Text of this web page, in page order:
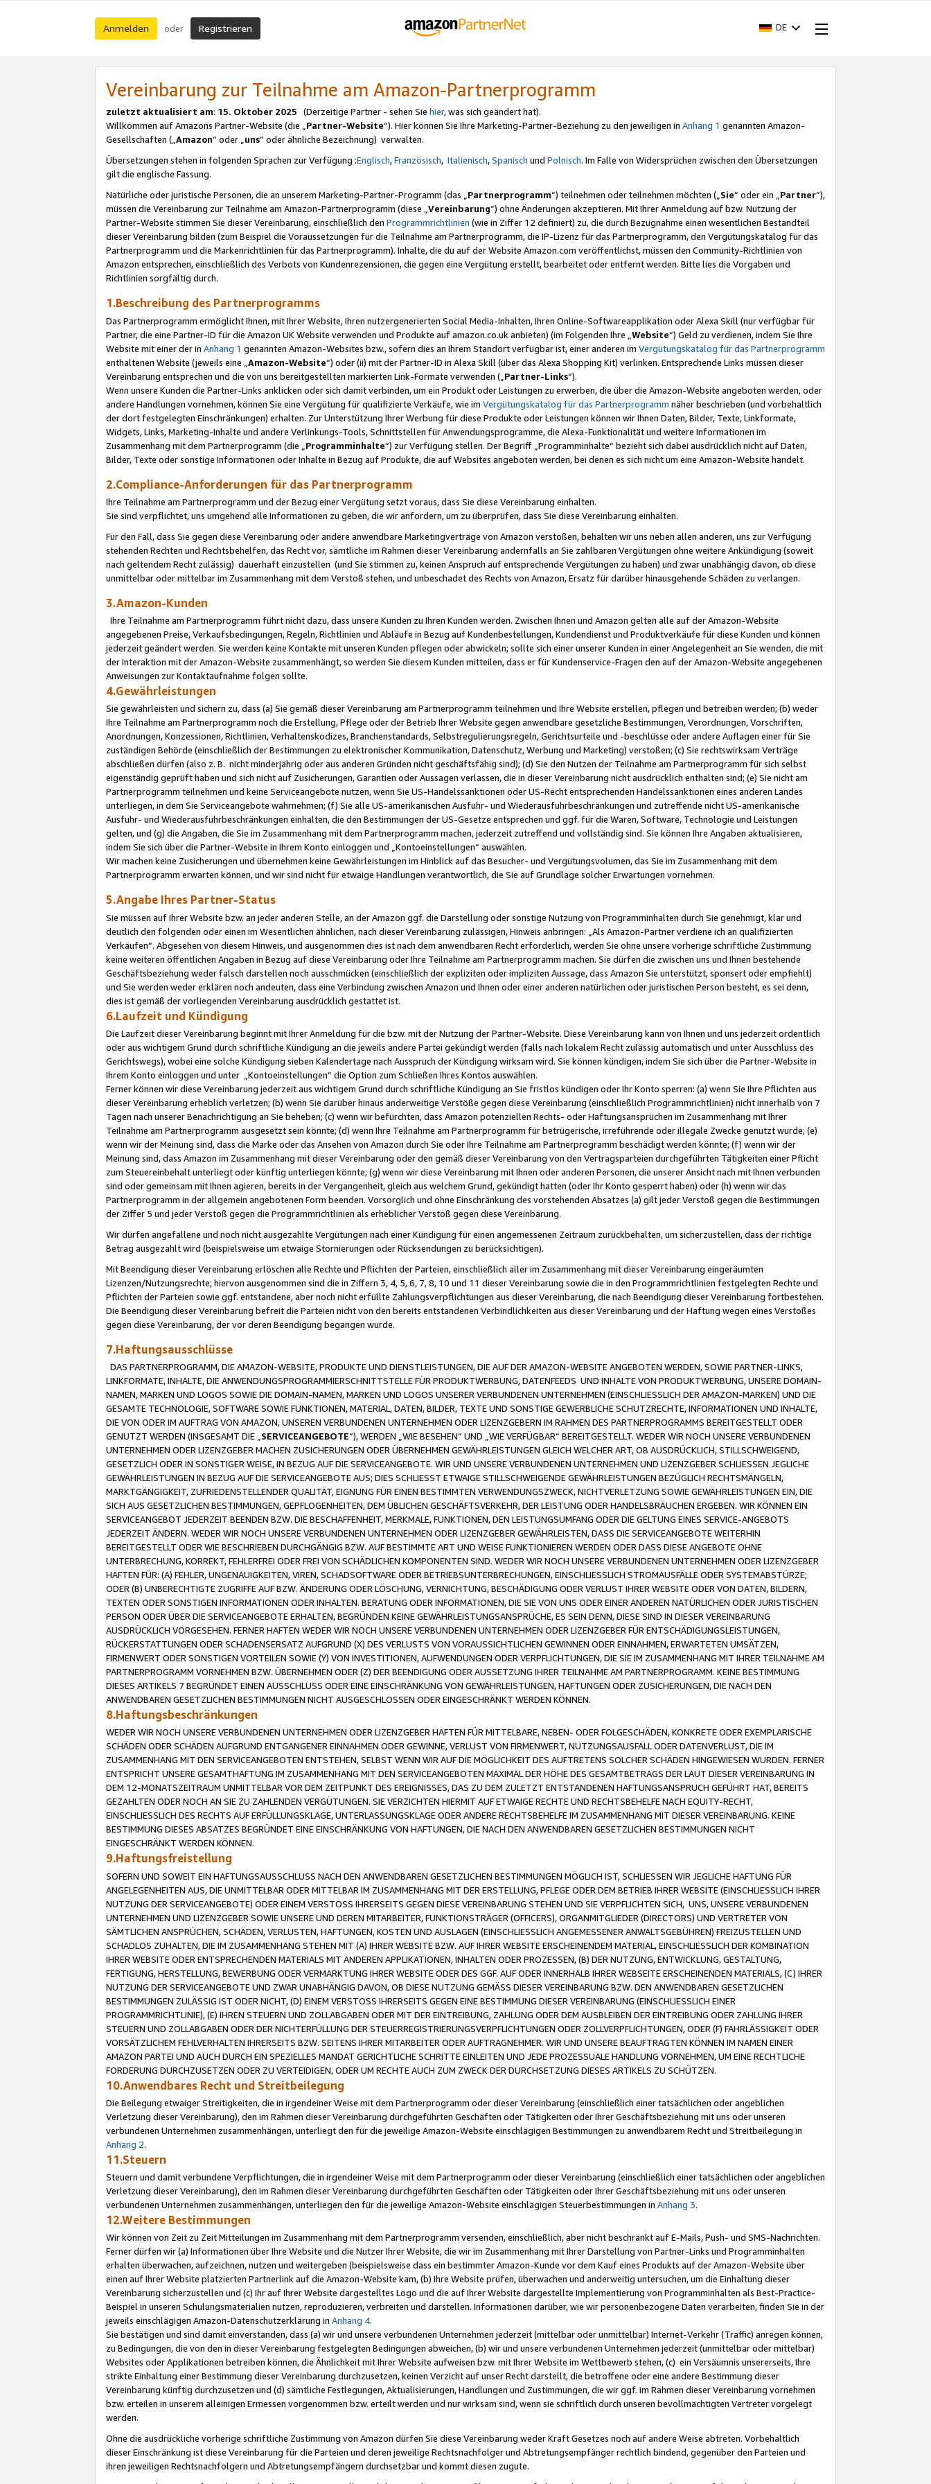
Anmelden oder Registrieren DE
Vereinbarung zur Teilnahme am Amazon-Partnerprogramm
zuletzt aktualisiert am: 15. Oktober 2025 (Derzeitige Partner - sehen Sie hier, was sich geändert hat).
Willkommen auf Amazons Partner-Website (die „Partner-Website“). Hier können Sie Ihre Marketing-Partner-Beziehung zu den jeweiligen in Anhang 1 genannten Amazon-
Gesellschaften („Amazon“ oder „uns“ oder ähnliche Bezeichnung) verwalten.
Übersetzungen stehen in folgenden Sprachen zur Verfügung :Englisch,Französisch, Italienisch,Spanisch und Polnisch. Im Falle von Widersprüchen zwischen den Übersetzungen
gilt die englische Fassung.
Natürliche oder juristische Personen, die an unserem Marketing-Partner-Programm (das „Partnerprogramm“) teilnehmen oder teilnehmen möchten („Sie“ oder ein „Partner“),
müssen die Vereinbarung zur Teilnahme am Amazon-Partnerprogramm (diese „Vereinbarung“) ohne Änderungen akzeptieren. Mit Ihrer Anmeldung auf bzw. Nutzung der
Partner-Website stimmen Sie dieser Vereinbarung, einschließlich den Programmrichtlinien (wie in Ziffer 12 definiert) zu, die durch Bezugnahme einen wesentlichen Bestandteil
dieser Vereinbarung bilden (zum Beispiel die Voraussetzungen für die Teilnahme am Partnerprogramm, die IP-Lizenz für das Partnerprogramm, den Vergütungskatalog für das
Partnerprogramm und die Markenrichtlinien für das Partnerprogramm). Inhalte, die du auf der Website Amazon.com veröffentlichst, müssen den Community-Richtlinien von
Amazon entsprechen, einschließlich des Verbots von Kundenrezensionen, die gegen eine Vergütung erstellt, bearbeitet oder entfernt werden. Bitte lies die Vorgaben und
Richtlinien sorgfältig durch.
1.Beschreibung des Partnerprogramms
Das Partnerprogramm ermöglicht Ihnen, mit Ihrer Website, Ihren nutzergenerierten Social Media-Inhalten, Ihren Online-Softwareapplikation oder Alexa Skill (nur verfügbar für
Partner, die eine Partner-ID für die Amazon UK Website verwenden und Produkte auf amazon.co.uk anbieten) (im Folgenden Ihre „ Website“) Geld zu verdienen, indem Sie Ihre
Website mit einer der in Anhang 1 genannten Amazon-Websites bzw., sofern dies an Ihrem Standort verfügbar ist, einer anderen im Vergütungskatalog für das Partnerprogramm
enthaltenen Website (jeweils eine „ Amazon-Website“) oder (ii) mit der Partner-ID in Alexa Skill (über das Alexa Shopping Kit) verlinken. Entsprechende Links müssen dieser
Vereinbarung entsprechen und die von uns bereitgestellten markierten Link-Formate verwenden („ Partner-Links“).
Wenn unsere Kunden die Partner-Links anklicken oder sich damit verbinden, um ein Produkt oder Leistungen zu erwerben, die über die Amazon-Website angeboten werden, oder
andere Handlungen vornehmen, können Sie eine Vergütung für qualifizierte Verkäufe, wie im Vergütungskatalog für das Partnerprogramm näher beschrieben (und vorbehaltlich
der dort festgelegten Einschränkungen) erhalten. Zur Unterstützung Ihrer Werbung für diese Produkte oder Leistungen können wir Ihnen Daten, Bilder, Texte, Linkformate,
Widgets, Links, Marketing-Inhalte und andere Verlinkungs-Tools, Schnittstellen für Anwendungsprogramme, die Alexa-Funktionalität und weitere Informationen im
Zusammenhang mit dem Partnerprogramm (die „ Programminhalte“) zur Verfügung stellen. Der Begriff „Programminhalte“ bezieht sich dabei ausdrücklich nicht auf Daten,
Bilder, Texte oder sonstige Informationen oder Inhalte in Bezug auf Produkte, die auf Websites angeboten werden, bei denen es sich nicht um eine Amazon-Website handelt.
2.Compliance-Anforderungen für das Partnerprogramm
Ihre Teilnahme am Partnerprogramm und der Bezug einer Vergütung setzt voraus, dass Sie diese Vereinbarung einhalten.
Sie sind verpflichtet, uns umgehend alle Informationen zu geben, die wir anfordern, um zu überprüfen, dass Sie diese Vereinbarung einhalten.
Für den Fall, dass Sie gegen diese Vereinbarung oder andere anwendbare Marketingverträge von Amazon verstoßen, behalten wir uns neben allen anderen, uns zur Verfügung
stehenden Rechten und Rechtsbehelfen, das Recht vor, sämtliche im Rahmen dieser Vereinbarung andernfalls an Sie zahlbaren Vergütungen ohne weitere Ankündigung (soweit
nach geltendem Recht zulässig) dauerhaft einzustellen (und Sie stimmen zu, keinen Anspruch auf entsprechende Vergütungen zu haben) und zwar unabhängig davon, ob diese
unmittelbar oder mittelbar im Zusammenhang mit dem Verstoß stehen, und unbeschadet des Rechts von Amazon, Ersatz für darüber hinausgehende Schäden zu verlangen.
3.Amazon-Kunden
Ihre Teilnahme am Partnerprogramm führt nicht dazu, dass unsere Kunden zu Ihren Kunden werden. Zwischen Ihnen und Amazon gelten alle auf der Amazon-Website
angegebenen Preise, Verkaufsbedingungen, Regeln, Richtlinien und Abläufe in Bezug auf Kundenbestellungen, Kundendienst und Produktverkäufe für diese Kunden und können
jederzeit geändert werden. Sie werden keine Kontakte mit unseren Kunden pflegen oder abwickeln; sollte sich einer unserer Kunden in einer Angelegenheit an Sie wenden, die mit
der Interaktion mit der Amazon-Website zusammenhängt, so werden Sie diesem Kunden mitteilen, dass er für Kundenservice-Fragen den auf der Amazon-Website angegebenen
Anweisungen zur Kontaktaufnahme folgen sollte.
4.Gewährleistungen
Sie gewährleisten und sichern zu, dass (a) Sie gemäß dieser Vereinbarung am Partnerprogramm teilnehmen und Ihre Website erstellen, pflegen und betreiben werden; (b) weder
Ihre Teilnahme am Partnerprogramm noch die Erstellung, Pflege oder der Betrieb Ihrer Website gegen anwendbare gesetzliche Bestimmungen, Verordnungen, Vorschriften,
Anordnungen, Konzessionen, Richtlinien, Verhaltenskodizes, Branchenstandards, Selbstregulierungsregeln, Gerichtsurteile und -beschlüsse oder andere Auflagen einer für Sie
zuständigen Behörde (einschließlich der Bestimmungen zu elektronischer Kommunikation, Datenschutz, Werbung und Marketing) verstoßen; (c) Sie rechtswirksam Verträge
abschließen dürfen (also z. B. nicht minderjährig oder aus anderen Gründen nicht geschäftsfähig sind); (d) Sie den Nutzen der Teilnahme am Partnerprogramm für sich selbst
eigenständig geprüft haben und sich nicht auf Zusicherungen, Garantien oder Aussagen verlassen, die in dieser Vereinbarung nicht ausdrücklich enthalten sind; (e) Sie nicht am
Partnerprogramm teilnehmen und keine Serviceangebote nutzen, wenn Sie US-Handelssanktionen oder US-Recht entsprechenden Handelssanktionen eines anderen Landes
unterliegen, in dem Sie Serviceangebote wahrnehmen; (f) Sie alle US-amerikanischen Ausfuhr- und Wiederausfuhrbeschränkungen und zutreffende nicht US-amerikanische
Ausfuhr- und Wiederausfuhrbeschränkungen einhalten, die den Bestimmungen der US-Gesetze entsprechen und ggf. für die Waren, Software, Technologie und Leistungen
gelten, und (g) die Angaben, die Sie im Zusammenhang mit dem Partnerprogramm machen, jederzeit zutreffend und vollständig sind. Sie können Ihre Angaben aktualisieren,
indem Sie sich über die Partner-Website in Ihrem Konto einloggen und „Kontoeinstellungen“ auswählen.
Wir machen keine Zusicherungen und übernehmen keine Gewährleistungen im Hinblick auf das Besucher- und Vergütungsvolumen, das Sie im Zusammenhang mit dem
Partnerprogramm erwarten können, und wir sind nicht für etwaige Handlungen verantwortlich, die Sie auf Grundlage solcher Erwartungen vornehmen.
5.Angabe Ihres Partner-Status
Sie müssen auf Ihrer Website bzw. an jeder anderen Stelle, an der Amazon ggf. die Darstellung oder sonstige Nutzung von Programminhalten durch Sie genehmigt, klar und
deutlich den folgenden oder einen im Wesentlichen ähnlichen, nach dieser Vereinbarung zulässigen, Hinweis anbringen: „Als Amazon-Partner verdiene ich an qualifizierten
Verkäufen“. Abgesehen von diesem Hinweis, und ausgenommen dies ist nach dem anwendbaren Recht erforderlich, werden Sie ohne unsere vorherige schriftliche Zustimmung
keine weiteren öffentlichen Angaben in Bezug auf diese Vereinbarung oder Ihre Teilnahme am Partnerprogramm machen. Sie dürfen die zwischen uns und Ihnen bestehende
Geschäftsbeziehung weder falsch darstellen noch ausschmücken (einschließlich der expliziten oder impliziten Aussage, dass Amazon Sie unterstützt, sponsert oder empfiehlt)
und Sie werden weder erklären noch andeuten, dass eine Verbindung zwischen Amazon und Ihnen oder einer anderen natürlichen oder juristischen Person besteht, es sei denn,
dies ist gemäß der vorliegenden Vereinbarung ausdrücklich gestattet ist.
6.Laufzeit und Kündigung
Die Laufzeit dieser Vereinbarung beginnt mit Ihrer Anmeldung für die bzw. mit der Nutzung der Partner-Website. Diese Vereinbarung kann von Ihnen und uns jederzeit ordentlich
oder aus wichtigem Grund durch schriftliche Kündigung an die jeweils andere Partei gekündigt werden (falls nach lokalem Recht zulässig automatisch und unter Ausschluss des
Gerichtswegs), wobei eine solche Kündigung sieben Kalendertage nach Ausspruch der Kündigung wirksam wird. Sie können kündigen, indem Sie sich über die Partner-Website in
Ihrem Konto einloggen und unter „Kontoeinstellungen“ die Option zum Schließen Ihres Kontos auswählen.
Ferner können wir diese Vereinbarung jederzeit aus wichtigem Grund durch schriftliche Kündigung an Sie fristlos kündigen oder Ihr Konto sperren: (a) wenn Sie Ihre Pflichten aus
dieser Vereinbarung erheblich verletzen; (b) wenn Sie darüber hinaus anderweitige Verstöße gegen diese Vereinbarung (einschließlich Programmrichtlinien) nicht innerhalb von 7
Tagen nach unserer Benachrichtigung an Sie beheben; (c) wenn wir befürchten, dass Amazon potenziellen Rechts- oder Haftungsansprüchen im Zusammenhang mit Ihrer
Teilnahme am Partnerprogramm ausgesetzt sein könnte; (d) wenn Ihre Teilnahme am Partnerprogramm für betrügerische, irreführende oder illegale Zwecke genutzt wurde; (e)
wenn wir der Meinung sind, dass die Marke oder das Ansehen von Amazon durch Sie oder Ihre Teilnahme am Partnerprogramm beschädigt werden könnte; (f) wenn wir der
Meinung sind, dass Amazon im Zusammenhang mit dieser Vereinbarung oder den gemäß dieser Vereinbarung von den Vertragsparteien durchgeführten Tätigkeiten einer Pflicht
zum Steuereinbehalt unterliegt oder künftig unterliegen könnte; (g) wenn wir diese Vereinbarung mit Ihnen oder anderen Personen, die unserer Ansicht nach mit Ihnen verbunden
sind oder gemeinsam mit Ihnen agieren, bereits in der Vergangenheit, gleich aus welchem Grund, gekündigt hatten (oder Ihr Konto gesperrt haben) oder (h) wenn wir das
Partnerprogramm in der allgemein angebotenen Form beenden. Vorsorglich und ohne Einschränkung des vorstehenden Absatzes (a) gilt jeder Verstoß gegen die Bestimmungen
der Ziffer 5 und jeder Verstoß gegen die Programmrichtlinien als erheblicher Verstoß gegen diese Vereinbarung.
Wir dürfen angefallene und noch nicht ausgezahlte Vergütungen nach einer Kündigung für einen angemessenen Zeitraum zurückbehalten, um sicherzustellen, dass der richtige
Betrag ausgezahlt wird (beispielsweise um etwaige Stornierungen oder Rücksendungen zu berücksichtigen).
Mit Beendigung dieser Vereinbarung erlöschen alle Rechte und Pflichten der Parteien, einschließlich aller im Zusammenhang mit dieser Vereinbarung eingeräumten
Lizenzen/Nutzungsrechte; hiervon ausgenommen sind die in Ziffern 3, 4, 5, 6, 7, 8, 10 und 11 dieser Vereinbarung sowie die in den Programmrichtlinien festgelegten Rechte und
Pflichten der Parteien sowie ggf. entstandene, aber noch nicht erfüllte Zahlungsverpflichtungen aus dieser Vereinbarung, die nach Beendigung dieser Vereinbarung fortbestehen.
Die Beendigung dieser Vereinbarung befreit die Parteien nicht von den bereits entstandenen Verbindlichkeiten aus dieser Vereinbarung und der Haftung wegen eines Verstoßes
gegen diese Vereinbarung, der vor deren Beendigung begangen wurde.
7.Haftungsausschlüsse
DAS PARTNERPROGRAMM, DIE AMAZON-WEBSITE, PRODUKTE UND DIENSTLEISTUNGEN, DIE AUF DER AMAZON-WEBSITE ANGEBOTEN WERDEN, SOWIE PARTNER-LINKS,
LINKFORMATE, INHALTE, DIE ANWENDUNGSPROGRAMMIERSCHNITTSTELLE FÜR PRODUKTWERBUNG, DATENFEEDS UND INHALTE VON PRODUKTWERBUNG, UNSERE DOMAIN-
NAMEN, MARKEN UND LOGOS SOWIE DIE DOMAIN-NAMEN, MARKEN UND LOGOS UNSERER VERBUNDENEN UNTERNEHMEN (EINSCHLIESSLICH DER AMAZON-MARKEN) UND DIE
GESAMTE TECHNOLOGIE, SOFTWARE SOWIE FUNKTIONEN, MATERIAL, DATEN, BILDER, TEXTE UND SONSTIGE GEWERBLICHE SCHUTZRECHTE, INFORMATIONEN UND INHALTE,
DIE VON ODER IM AUFTRAG VON AMAZON, UNSEREN VERBUNDENEN UNTERNEHMEN ODER LIZENZGEBERN IM RAHMEN DES PARTNERPROGRAMMS BEREITGESTELLT ODER
GENUTZT WERDEN (INSGESAMT DIE „ SERVICEANGEBOTE“), WERDEN „WIE BESEHEN“ UND „WIE VERFÜGBAR“ BEREITGESTELLT. WEDER WIR NOCH UNSERE VERBUNDENEN
UNTERNEHMEN ODER LIZENZGEBER MACHEN ZUSICHERUNGEN ODER ÜBERNEHMEN GEWÄHRLEISTUNGEN GLEICH WELCHER ART, OB AUSDRÜCKLICH, STILLSCHWEIGEND,
GESETZLICH ODER IN SONSTIGER WEISE, IN BEZUG AUF DIE SERVICEANGEBOTE. WIR UND UNSERE VERBUNDENEN UNTERNEHMEN UND LIZENZGEBER SCHLIESSEN JEGLICHE
GEWÄHRLEISTUNGEN IN BEZUG AUF DIE SERVICEANGEBOTE AUS; DIES SCHLIESST ETWAIGE STILLSCHWEIGENDE GEWÄHRLEISTUNGEN BEZÜGLICH RECHTSMÄNGELN,
MARKTGÄNGIGKEIT, ZUFRIEDENSTELLENDER QUALITÄT, EIGNUNG FÜR EINEN BESTIMMTEN VERWENDUNGSZWECK, NICHTVERLETZUNG SOWIE GEWÄHRLEISTUNGEN EIN, DIE
SICH AUS GESETZLICHEN BESTIMMUNGEN, GEPFLOGENHEITEN, DEM ÜBLICHEN GESCHÄFTSVERKEHR, DER LEISTUNG ODER HANDELSBRÄUCHEN ERGEBEN. WIR KÖNNEN EIN
SERVICEANGEBOT JEDERZEIT BEENDEN BZW. DIE BESCHAFFENHEIT, MERKMALE, FUNKTIONEN, DEN LEISTUNGSUMFANG ODER DIE GELTUNG EINES SERVICE-ANGEBOTS
JEDERZEIT ÄNDERN. WEDER WIR NOCH UNSERE VERBUNDENEN UNTERNEHMEN ODER LIZENZGEBER GEWÄHRLEISTEN, DASS DIE SERVICEANGEBOTE WEITERHIN
BEREITGESTELLT ODER WIE BESCHRIEBEN DURCHGÄNGIG BZW. AUF BESTIMMTE ART UND WEISE FUNKTIONIEREN WERDEN ODER DASS DIESE ANGEBOTE OHNE
UNTERBRECHUNG, KORREKT, FEHLERFREI ODER FREI VON SCHÄDLICHEN KOMPONENTEN SIND. WEDER WIR NOCH UNSERE VERBUNDENEN UNTERNEHMEN ODER LIZENZGEBER
HAFTEN FÜR: (A) FEHLER, UNGENAUIGKEITEN, VIREN, SCHADSOFTWARE ODER BETRIEBSUNTERBRECHUNGEN, EINSCHLIESSLICH STROMAUSFÄLLE ODER SYSTEMABSTÜRZE;
ODER (B) UNBERECHTIGTE ZUGRIFFE AUF BZW. ÄNDERUNG ODER LÖSCHUNG, VERNICHTUNG, BESCHÄDIGUNG ODER VERLUST IHRER WEBSITE ODER VON DATEN, BILDERN,
TEXTEN ODER SONSTIGEN INFORMATIONEN ODER INHALTEN. BERATUNG ODER INFORMATIONEN, DIE SIE VON UNS ODER EINER ANDEREN NATÜRLICHEN ODER JURISTISCHEN
PERSON ODER ÜBER DIE SERVICEANGEBOTE ERHALTEN, BEGRÜNDEN KEINE GEWÄHRLEISTUNGSANSPRÜCHE, ES SEIN DENN, DIESE SIND IN DIESER VEREINBARUNG
AUSDRÜCKLICH VORGESEHEN. FERNER HAFTEN WEDER WIR NOCH UNSERE VERBUNDENEN UNTERNEHMEN ODER LIZENZGEBER FÜR ENTSCHÄDIGUNGSLEISTUNGEN,
RÜCKERSTATTUNGEN ODER SCHADENSERSATZ AUFGRUND (X) DES VERLUSTS VON VORAUSSICHTLICHEN GEWINNEN ODER EINNAHMEN, ERWARTETEN UMSÄTZEN,
FIRMENWERT ODER SONSTIGEN VORTEILEN SOWIE (Y) VON INVESTITIONEN, AUFWENDUNGEN ODER VERPFLICHTUNGEN, DIE SIE IM ZUSAMMENHANG MIT IHRER TEILNAHME AM
PARTNERPROGRAMM VORNEHMEN BZW. ÜBERNEHMEN ODER (Z) DER BEENDIGUNG ODER AUSSETZUNG IHRER TEILNAHME AM PARTNERPROGRAMM. KEINE BESTIMMUNG
DIESES ARTIKELS 7 BEGRÜNDET EINEN AUSSCHLUSS ODER EINE EINSCHRÄNKUNG VON GEWÄHRLEISTUNGEN, HAFTUNGEN ODER ZUSICHERUNGEN, DIE NACH DEN
ANWENDBAREN GESETZLICHEN BESTIMMUNGEN NICHT AUSGESCHLOSSEN ODER EINGESCHRÄNKT WERDEN KÖNNEN.
8.Haftungsbeschränkungen
WEDER WIR NOCH UNSERE VERBUNDENEN UNTERNEHMEN ODER LIZENZGEBER HAFTEN FÜR MITTELBARE, NEBEN- ODER FOLGESCHÄDEN, KONKRETE ODER EXEMPLARISCHE
SCHÄDEN ODER SCHÄDEN AUFGRUND ENTGANGENER EINNAHMEN ODER GEWINNE, VERLUST VON FIRMENWERT, NUTZUNGSAUSFALL ODER DATENVERLUST, DIE IM
ZUSAMMENHANG MIT DEN SERVICEANGEBOTEN ENTSTEHEN, SELBST WENN WIR AUF DIE MÖGLICHKEIT DES AUFTRETENS SOLCHER SCHÄDEN HINGEWIESEN WURDEN. FERNER
ENTSPRICHT UNSERE GESAMTHAFTUNG IM ZUSAMMENHANG MIT DEN SERVICEANGEBOTEN MAXIMAL DER HÖHE DES GESAMTBETRAGS DER LAUT DIESER VEREINBARUNG IN
DEM 12-MONATSZEITRAUM UNMITTELBAR VOR DEM ZEITPUNKT DES EREIGNISSES, DAS ZU DEM ZULETZT ENTSTANDENEN HAFTUNGSANSPRUCH GEFÜHRT HAT, BEREITS
GEZAHLTEN ODER NOCH AN SIE ZU ZAHLENDEN VERGÜTUNGEN. SIE VERZICHTEN HIERMIT AUF ETWAIGE RECHTE UND RECHTSBEHELFE NACH EQUITY-RECHT,
EINSCHLIESSLICH DES RECHTS AUF ERFÜLLUNGSKLAGE, UNTERLASSUNGSKLAGE ODER ANDERE RECHTSBEHELFE IM ZUSAMMENHANG MIT DIESER VEREINBARUNG. KEINE
BESTIMMUNG DIESES ABSATZES BEGRÜNDET EINE EINSCHRÄNKUNG VON HAFTUNGEN, DIE NACH DEN ANWENDBAREN GESETZLICHEN BESTIMMUNGEN NICHT
EINGESCHRÄNKT WERDEN KÖNNEN.
9.Haftungsfreistellung
SOFERN UND SOWEIT EIN HAFTUNGSAUSSCHLUSS NACH DEN ANWENDBAREN GESETZLICHEN BESTIMMUNGEN MÖGLICH IST, SCHLIESSEN WIR JEGLICHE HAFTUNG FÜR
ANGELEGENHEITEN AUS, DIE UNMITTELBAR ODER MITTELBAR IM ZUSAMMENHANG MIT DER ERSTELLUNG, PFLEGE ODER DEM BETRIEB IHRER WEBSITE (EINSCHLIESSLICH IHRER
NUTZUNG DER SERVICEANGEBOTE) ODER EINEM VERSTOSS IHRERSEITS GEGEN DIESE VEREINBARUNG STEHEN UND SIE VERPFLICHTEN SICH, UNS, UNSERE VERBUNDENEN
UNTERNEHMEN UND LIZENZGEBER SOWIE UNSERE UND DEREN MITARBEITER, FUNKTIONSTRÄGER (OFFICERS), ORGANMITGLIEDER (DIRECTORS) UND VERTRETER VON
SÄMTLICHEN ANSPRÜCHEN, SCHÄDEN, VERLUSTEN, HAFTUNGEN, KOSTEN UND AUSLAGEN (EINSCHLIESSLICH ANGEMESSENER ANWALTSGEBÜHREN) FREIZUSTELLEN UND
SCHADLOS ZUHALTEN, DIE IM ZUSAMMENHANG STEHEN MIT (A) IHRER WEBSITE BZW. AUF IHRER WEBSITE ERSCHEINENDEM MATERIAL, EINSCHLIESSLICH DER KOMBINATION
IHRER WEBSITE ODER ENTSPRECHENDEN MATERIALS MIT ANDEREN APPLIKATIONEN, INHALTEN ODER PROZESSEN, (B) DER NUTZUNG, ENTWICKLUNG, GESTALTUNG,
FERTIGUNG, HERSTELLUNG, BEWERBUNG ODER VERMARKTUNG IHRER WEBSITE ODER DES GGF. AUF ODER INNERHALB IHRER WEBSEITE ERSCHEINENDEN MATERIALS, (C) IHRER
NUTZUNG DER SERVICEANGEBOTE UND ZWAR UNABHÄNGIG DAVON, OB DIESE NUTZUNG GEMÄSS DIESER VEREINBARUNG BZW. DEN ANWENDBAREN GESETZLICHEN
BESTIMMUNGEN ZULÄSSIG IST ODER NICHT, (D) EINEM VERSTOSS IHRERSEITS GEGEN EINE BESTIMMUNG DIESER VEREINBARUNG (EINSCHLIESSLICH EINER
PROGRAMMRICHTLINIE), (E) IHREN STEUERN UND ZOLLABGABEN ODER MIT DER EINTREIBUNG, ZAHLUNG ODER DEM AUSBLEIBEN DER EINTREIBUNG ODER ZAHLUNG IHRER
STEUERN UND ZOLLABGABEN ODER DER NICHTERFÜLLUNG DER STEUERREGISTRIERUNGSVERPFLICHTUNGEN ODER ZOLLVERPFLICHTUNGEN, ODER (F) FAHRLÄSSIGKEIT ODER
VORSÄTZLICHEM FEHLVERHALTEN IHRERSEITS BZW. SEITENS IHRER MITARBEITER ODER AUFTRAGNEHMER. WIR UND UNSERE BEAUFTRAGTEN KÖNNEN IM NAMEN EINER
AMAZON PARTEI UND AUCH DURCH EIN SPEZIELLES MANDAT GERICHTLICHE SCHRITTE EINLEITEN UND JEDE PROZESSUALE HANDLUNG VORNEHMEN, UM EINE RECHTLICHE
FORDERUNG DURCHZUSETZEN ODER ZU VERTEIDIGEN, ODER UM RECHTE AUCH ZUM ZWECK DER DURCHSETZUNG DIESES ARTIKELS ZU SCHÜTZEN.
10.Anwendbares Recht und Streitbeilegung
Die Beilegung etwaiger Streitigkeiten, die in irgendeiner Weise mit dem Partnerprogramm oder dieser Vereinbarung (einschließlich einer tatsächlichen oder angeblichen
Verletzung dieser Vereinbarung), den im Rahmen dieser Vereinbarung durchgeführten Geschäften oder Tätigkeiten oder Ihrer Geschäftsbeziehung mit uns oder unseren
verbundenen Unternehmen zusammenhängen, unterliegt den für die jeweilige Amazon-Website einschlägigen Bestimmungen zu anwendbarem Recht und Streitbeilegung in
Anhang 2.
11.Steuern
Steuern und damit verbundene Verpflichtungen, die in irgendeiner Weise mit dem Partnerprogramm oder dieser Vereinbarung (einschließlich einer tatsächlichen oder angeblichen
Verletzung dieser Vereinbarung), den im Rahmen dieser Vereinbarung durchgeführten Geschäften oder Tätigkeiten oder Ihrer Geschäftsbeziehung mit uns oder unseren
verbundenen Unternehmen zusammenhängen, unterliegen den für die jeweilige Amazon-Website einschlägigen Steuerbestimmungen in Anhang 3.
12.Weitere Bestimmungen
Wir können von Zeit zu Zeit Mitteilungen im Zusammenhang mit dem Partnerprogramm versenden, einschließlich, aber nicht beschränkt auf E-Mails, Push- und SMS-Nachrichten.
Ferner dürfen wir (a) Informationen über Ihre Website und die Nutzer Ihrer Website, die wir im Zusammenhang mit Ihrer Darstellung von Partner-Links und Programminhalten
erhalten überwachen, aufzeichnen, nutzen und weitergeben (beispielsweise dass ein bestimmter Amazon-Kunde vor dem Kauf eines Produkts auf der Amazon-Website über
einen auf Ihrer Website platzierten Partnerlink auf die Amazon-Website kam, (b) Ihre Website prüfen, überwachen und anderweitig untersuchen, um die Einhaltung dieser
Vereinbarung sicherzustellen und (c) Ihr auf Ihrer Website dargestelltes Logo und die auf Ihrer Website dargestellte Implementierung von Programminhalten als Best-Practice-
Beispiel in unseren Schulungsmaterialien nutzen, reproduzieren, verbreiten und darstellen. Informationen darüber, wie wir personenbezogene Daten verarbeiten, finden Sie in der
jeweils einschlägigen Amazon-Datenschutzerklärung in Anhang 4.
Sie bestätigen und sind damit einverstanden, dass (a) wir und unsere verbundenen Unternehmen jederzeit (mittelbar oder unmittelbar) Internet-Verkehr (Traffic) anregen können,
zu Bedingungen, die von den in dieser Vereinbarung festgelegten Bedingungen abweichen, (b) wir und unsere verbundenen Unternehmen jederzeit (unmittelbar oder mittelbar)
Websites oder Applikationen betreiben können, die Ähnlichkeit mit Ihrer Website aufweisen bzw. mit Ihrer Website im Wettbewerb stehen, (c) ein Versäumnis unsererseits, Ihre
strikte Einhaltung einer Bestimmung dieser Vereinbarung durchzusetzen, keinen Verzicht auf unser Recht darstellt, die betroffene oder eine andere Bestimmung dieser
Vereinbarung künftig durchzusetzen und (d) sämtliche Festlegungen, Aktualisierungen, Handlungen und Zustimmungen, die wir ggf. im Rahmen dieser Vereinbarung vornehmen
bzw. erteilen in unserem alleinigen Ermessen vorgenommen bzw. erteilt werden und nur wirksam sind, wenn sie schriftlich durch unseren bevollmächtigten Vertreter vorgelegt
werden.
Ohne die ausdrückliche vorherige schriftliche Zustimmung von Amazon dürfen Sie diese Vereinbarung weder Kraft Gesetzes noch auf andere Weise abtreten. Vorbehaltlich
dieser Einschränkung ist diese Vereinbarung für die Parteien und deren jeweilige Rechtsnachfolger und Abtretungsempfänger rechtlich bindend, gegenüber den Parteien und
ihren jeweiligen Rechtsnachfolgern und Abtretungsempfängern durchsetzbar und kommt diesen zugute.